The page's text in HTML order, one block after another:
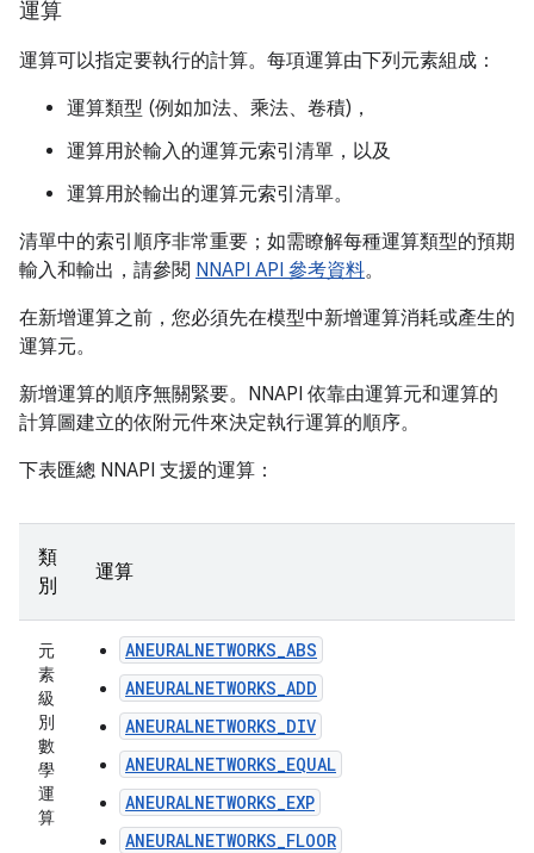
運算
運算可以指定要執行的計算。每項運算由下列元素組成：
運算類型 (例如加法、乘法、卷積)，
運算用於輸入的運算元索引清單，以及
運算用於輸出的運算元索引清單。
清單中的索引順序非常重要；如需瞭解每種運算類型的預期
輸入和輸出，請參閱 NNAPI API 參考資料。
在新增運算之前，您必須先在模型中新增運算消耗或產生的
運算元。
新增運算的順序無關緊要。NNAPI 依靠由運算元和運算的
計算圖建立的依附元件來決定執行運算的順序。
下表匯總 NNAPI 支援的運算：
類
別
運算
元
素
級
別
數
學
運
算
ANEURALNETWORKS_ABS
ANEURALNETWORKS_ADD
ANEURALNETWORKS_DIV
ANEURALNETWORKS_EQUAL
ANEURALNETWORKS_EXP
ANEURALNETWORKS_FLOOR